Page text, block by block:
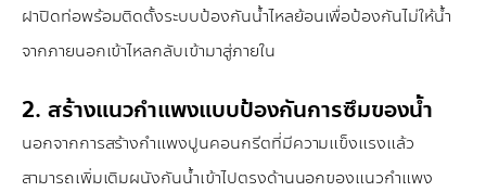
ฝาปิดท่อพร้อมติดตั้งระบบป้องกันน้ำไหลย้อนเพื่อป้องกันไม่ให้น้ำ
จากภายนอกเข้าไหลกลับเข้ามาสู่ภายใน
2. สร้างแนวกำแพงแบบป้องกันการซึมของน้ำ
นอกจากการสร้างกำแพงปูนคอนกรีตที่มีความแข็งแรงแล้ว
สามารถเพิ่มเติมผนังกันน้ำเข้าไปตรงด้านนอกของแนวกำแพง